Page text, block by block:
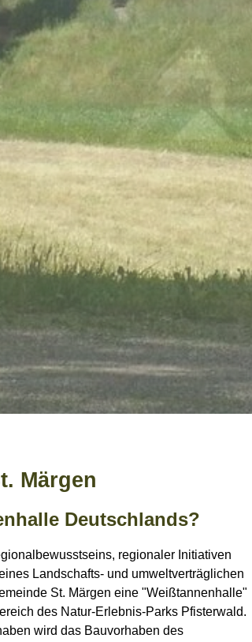
Märgen
Deutschlands?
regionaler Initiativen
Landschafts- und umweltverträglichen
St. Märgen eine "Weißtannenhalle"
des Natur-Erlebnis-Parks Pfisterwald.
wird das Bauvorhaben des